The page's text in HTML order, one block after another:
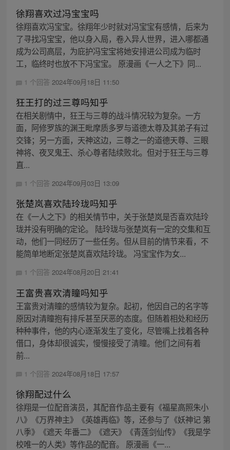
徐翔喜欢过冯宝宝吗
徐翔喜欢冯宝宝。徐翔年少时就对冯宝宝有感情，后来为
了寻找冯宝宝，他以身入局，卷入异人世界，进入哪都通
成为公司高层，为庇护冯宝宝将她安排进公司成为临时
工，临终时也放不下冯宝宝。 原漫画《一人之下》同...
1 个回答 2024年09月18日 11:50
狂王打的过三尊吗知乎
在相关剧情中，狂王与三尊的战斗情况较为复杂。一方
面，阿修罗族的渊王毗摩质多罗与道德太尊及其弟子有过
交锋；另一方面，天神这边，三尊之一的道德天尊、三眼
神将、夜叉鬼王、杀心尊者陆续败北。但对于狂王与三尊
直...
1 个回答 2024年09月03日 13:09
张楚岚喜欢陆玲珑吗知乎
在《一人之下》的相关情节中，关于张楚岚是否喜欢陆玲
珑并没有明确的定论。 陆玲珑与张楚岚有一定的交集和互
动，他们一同经历了一些任务。但从目前的情节来看，不
能简单地断定张楚岚喜欢陆玲珑。 冯宝宝作为女...
1 个回答 2024年08月20日 21:41
王富贵喜欢清瞳吗知乎
王富贵对清瞳的感情较为复杂。起初，他因自己的名字等
原因对清瞳抱有排斥甚至厌恶的态度。但随着相处和经历
种种事件，他的内心逐渐发生了变化，尽管嘴上找着各种
借口，身体却很诚实，慢慢接受了清瞳。他们之间有着
前...
1 个回答 2024年08月18日 17:57
徐翔配过什么
徐翔是一位配音演员，其配音作品主要有《福星高照朱小
八》《万界神主》《英雄再临》等，还参与了《妖神记 第
八季》《遮天 年番二》《遮天》《青莲剑仙传》《我是学
校唯一的人类》等作品的配音。 原漫画《一...